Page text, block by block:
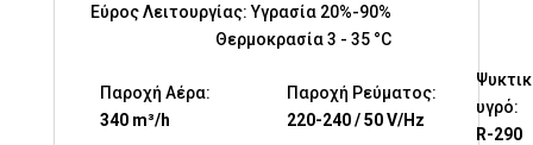
Εύρος Λειτουργίας: Υγρασία 20%-90%
Θερμοκρασία 3 - 35 °C
Παροχή Αέρα:
340 m³/h
Παροχή Ρεύματος:
220-240 / 50 V/Hz
υγρό:
R-290